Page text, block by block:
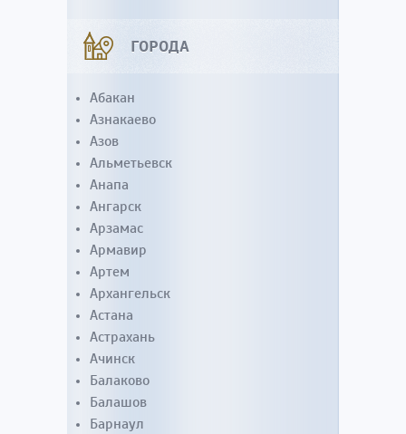
ГОРОДА
Абакан
Азнакаево
Азов
Альметьевск
Анапа
Ангарск
Арзамас
Армавир
Артем
Архангельск
Астана
Астрахань
Ачинск
Балаково
Балашов
Барнаул